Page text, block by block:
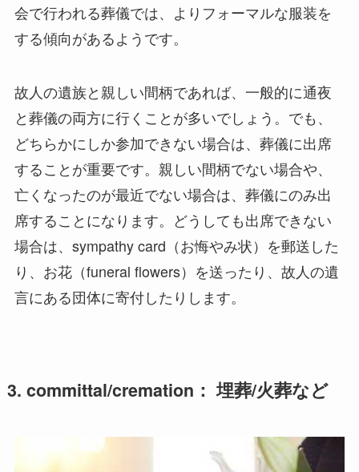
会で行われる葬儀では、よりフォーマルな服装を
する傾向があるようです。
故人の遺族と親しい間柄であれば、一般的に通夜
と葬儀の両方に行くことが多いでしょう。でも、
どちらかにしか参加できない場合は、葬儀に出席
することが重要です。親しい間柄でない場合や、
亡くなったのが最近でない場合は、葬儀にのみ出
席することになります。どうしても出席できない
場合は、sympathy card（お悔やみ状）を郵送した
り、お花（funeral flowers）を送ったり、故人の遺
言にある団体に寄付したりします。
3. committal/cremation： 埋葬/火葬など